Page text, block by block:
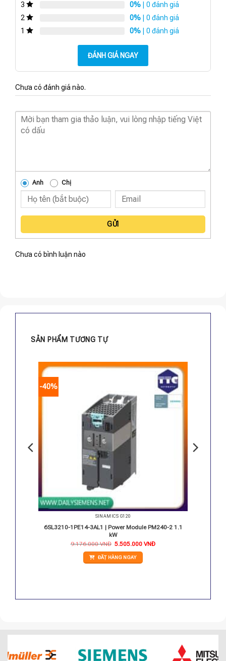
3
0% | 0 đánh giá
2
0% | 0 đánh giá
1
0% | 0 đánh giá
ĐÁNH GIÁ NGAY
Chưa có đánh giá nào.
Anh Chị
GỬI
Chưa có bình luận nào
SẢN PHẨM TƯƠNG TỰ
-40%
SINAMICS G120
6SL3210-1PE14-3AL1 | Power Module PM240-2 1.1
kW
9.176.000VNĐ Giá
là:
9.176.000 VNĐ.
5.505.000VNĐGiá
ĐẶT HÀNG NGAY